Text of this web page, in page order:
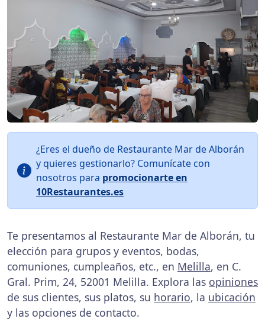
¿Eres el dueño de Restaurante Mar de Alborán
y quieres gestionarlo? Comunícate con
nosotros para promocionarte en
10Restaurantes.es
Te presentamos al Restaurante Mar de Alborán, tu
elección para grupos y eventos, bodas,
comuniones, cumpleaños, etc., en Melilla, en C.
Gral. Prim, 24, 52001 Melilla. Explora las opiniones
de sus clientes, sus platos, su horario, la ubicación
y las opciones de contacto.